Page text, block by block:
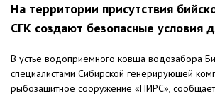
На территории присутствия
СГК создают безопасные условия
В устье водоприемного ковша водозабора
специалистами Сибирской генерирующей
рыбозащитное сооружение «ПИРС»,